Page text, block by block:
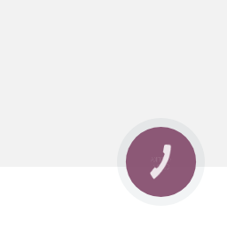
КНОПКА
СВЯЗИ